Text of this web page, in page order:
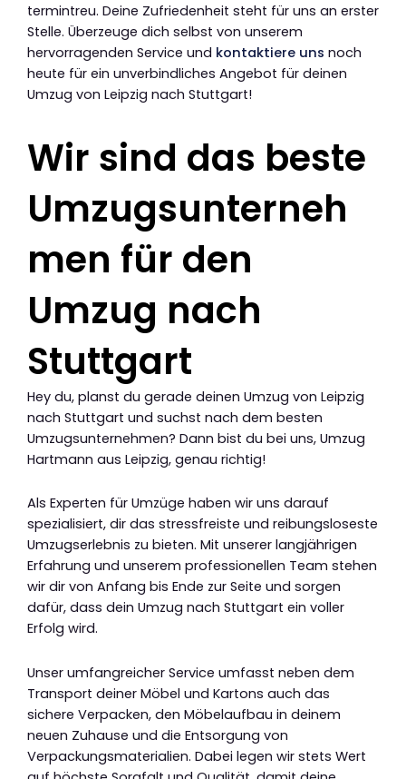
termintreu. Deine Zufriedenheit steht für uns an erster
Stelle. Überzeuge dich selbst von unserem
hervorragenden Service und kontaktiere uns noch
heute für ein unverbindliches Angebot für deinen
Umzug von Leipzig nach Stuttgart!
Wir sind das beste
Umzugsunterneh
men für den
Umzug nach
Stuttgart
Hey du, planst du gerade deinen Umzug von Leipzig
nach Stuttgart und suchst nach dem besten
Umzugsunternehmen? Dann bist du bei uns, Umzug
Hartmann aus Leipzig, genau richtig!
Als Experten für Umzüge haben wir uns darauf
spezialisiert, dir das stressfreiste und reibungsloseste
Umzugserlebnis zu bieten. Mit unserer langjährigen
Erfahrung und unserem professionellen Team stehen
wir dir von Anfang bis Ende zur Seite und sorgen
dafür, dass dein Umzug nach Stuttgart ein voller
Erfolg wird.
Unser umfangreicher Service umfasst neben dem
Transport deiner Möbel und Kartons auch das
sichere Verpacken, den Möbelaufbau in deinem
neuen Zuhause und die Entsorgung von
Verpackungsmaterialien. Dabei legen wir stets Wert